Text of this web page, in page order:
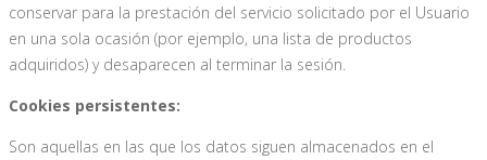
conservar para la prestación del servicio solicitado por el Usuario
en una sola ocasión (por ejemplo, una lista de productos
adquiridos) y desaparecen al terminar la sesión.
Cookies persistentes:
Son aquellas en las que los datos siguen almacenados en el